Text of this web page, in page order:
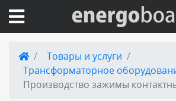
Вход на сайт
Поиск по сайту
Товары и услуги
Трансформаторное